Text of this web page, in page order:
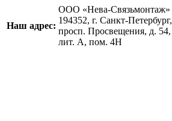
Наш адрес:
ООО «Нева-Связьмонтаж»
194352, г. Санкт-Петербург,
просп. Просвещения, д. 54,
лит. А, пом. 4Н